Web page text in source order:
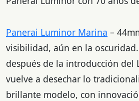
Panerai Luminor Marina –
visibilidad, aún en la
después de la introducción del
vuelve a desechar lo
brillante modelo, con